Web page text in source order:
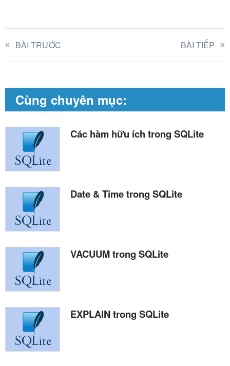
BÀI TRƯỚC BÀI TIẾP
Cùng chuyên mục:
Các hàm hữu ích trong SQLite
Date & Time trong SQLite
VACUUM trong SQLite
EXPLAIN trong SQLite